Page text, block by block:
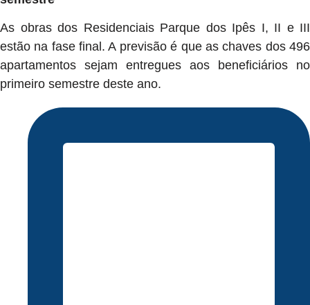
As obras dos Residenciais Parque dos Ipês I, II e III
estão na fase final. A previsão é que as chaves dos 496
apartamentos sejam entregues aos beneficiários no
primeiro semestre deste ano.